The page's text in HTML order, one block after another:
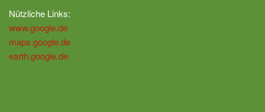
Nützliche Links:
www.google.de
maps.google.de
earth.google.de